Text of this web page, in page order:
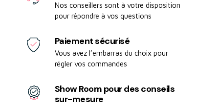
Nos conseillers sont à votre disposition
pour répondre à vos questions
Paiement sécurisé
Vous avez l’embarras du choix pour
régler vos commandes
Show Room pour des conseils
sur-mesure